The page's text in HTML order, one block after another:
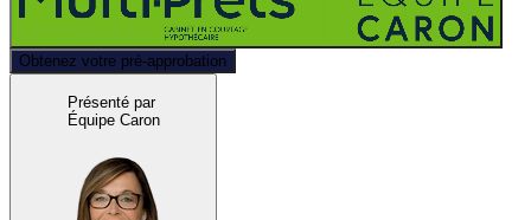
Obtenez votre pré-approbation
Présenté par
Équipe Caron